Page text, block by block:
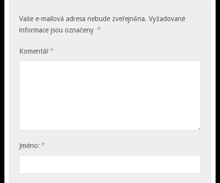
Vaše e-mailová adresa nebude zveřejněna. Vyžadované
informace jsou označeny *
Komentář*
Jméno: *